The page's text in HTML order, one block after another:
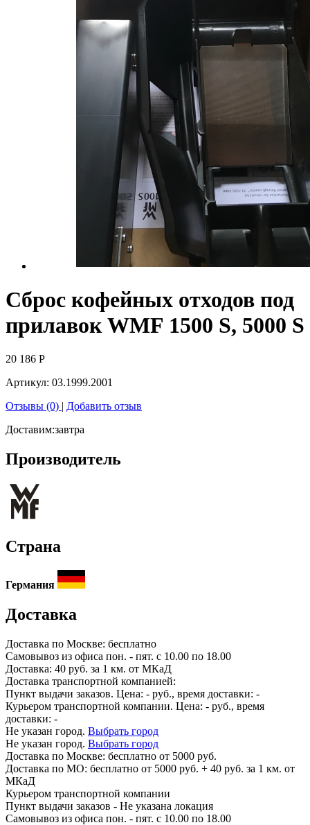
Сброс кофейных отходов под
прилавок WMF 1500 S, 5000 S
20 186 Р
Артикул: 03.1999.2001
Отзывы (0) | Добавить отзыв
Доставим:завтра
Производитель
Страна
Германия
Доставка
Доставка по Москве: бесплатно
Самовывоз из офиса пон. - пят. с 10.00 по 18.00
Доставка: 40 руб. за 1 км. от МКаД
Доставка транспортной компанией:
Пункт выдачи заказов. Цена: - руб., время доставки: -
Курьером транспортной компании. Цена: - руб., время
доставки: -
Не указан город. Выбрать город
Не указан город. Выбрать город
Доставка по Москве: бесплатно от 5000 руб.
Доставка по МО: бесплатно от 5000 руб. + 40 руб. за 1 км. от
МКаД
Курьером транспортной компании
Пункт выдачи заказов - Не указана локация
Самовывоз из офиса пон. - пят. с 10.00 по 18.00